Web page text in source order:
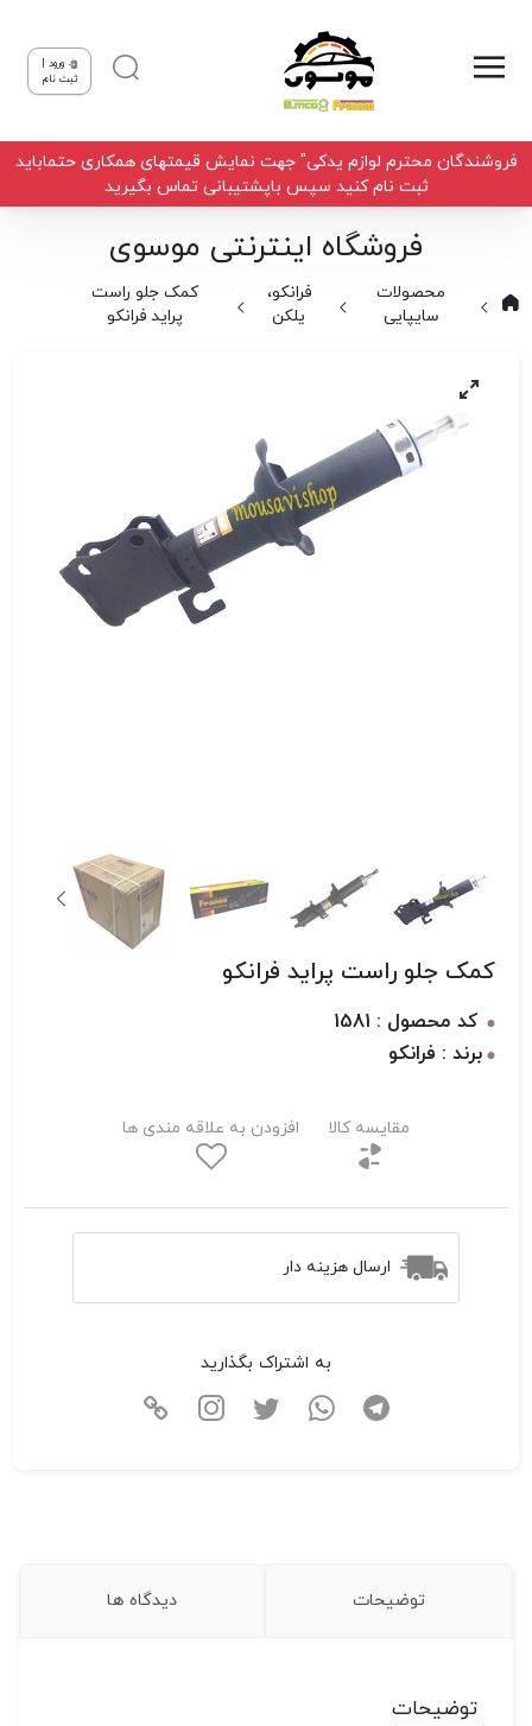
ورود |
ثبت نام
فروشندگان محترم لوازم یدکی" جهت نمایش قیمتهای همکاری حتماباید
ثبت نام کنید سپس باپشتیبانی تماس بگیرید
فروشگاه اینترنتی موسوی
محصولات
سایپایی
فرانکو،
یلکن
کمک جلو راست
پراید فرانکو
کمک جلو راست پراید فرانکو
کد محصول : 1581
برند : فرانکو
مقایسه کالا افزودن به علاقه مندی ها
ارسال هزینه دار
به اشتراک بگذارید
توضیحات دیدگاه ها
توضیحات